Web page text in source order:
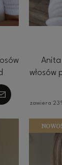
włosów
zawiera